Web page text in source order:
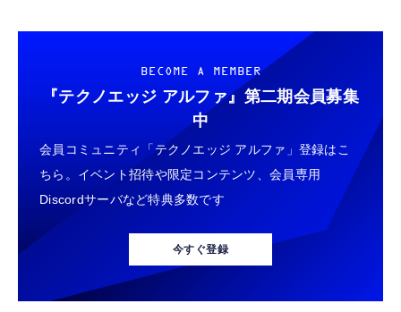
BECOME A MEMBER
『テクノエッジ アルファ』 第二期会員募集
中
会員コミュニティ「テクノエッジ アルファ」登録はこ
ちら。イベント招待や限定コンテンツ、会員専用
Discordサーバなど特典多数です
今すぐ登録